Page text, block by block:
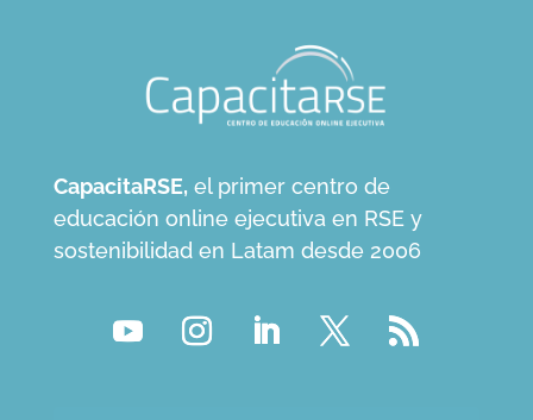
CapacitaRSE, el primer centro de
educación online ejecutiva en RSE y
sostenibilidad en Latam desde 2006